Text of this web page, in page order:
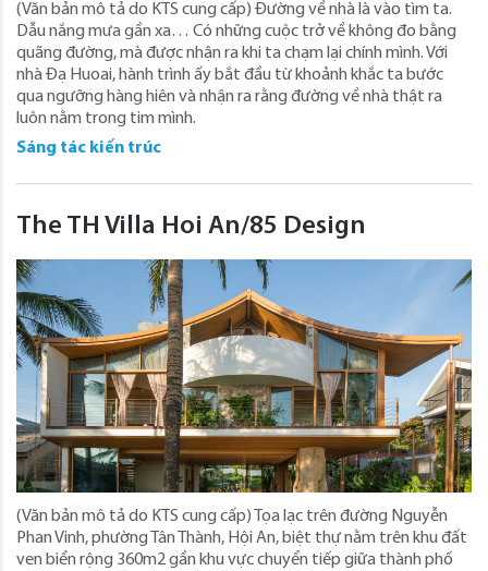
(Văn bản mô tả do KTS cung cấp) Đường về nhà là vào tìm ta.
Dẫu nắng mưa gần xa… Có những cuộc trở về không đo bằng
quãng đường, mà được nhận ra khi ta chạm lại chính mình. Với
nhà Đạ Huoai, hành trình ấy bắt đầu từ khoảnh khắc ta bước
qua ngưỡng hàng hiên và nhận ra rằng đường về nhà thật ra
luôn nằm trong tim mình.
Sáng tác kiến trúc
The TH Villa Hoi An/85 Design
(Văn bản mô tả do KTS cung cấp) Tọa lạc trên đường Nguyễn
Phan Vinh, phường Tân Thành, Hội An, biệt thự nằm trên khu đất
ven biển rộng 360m2 gần khu vực chuyển tiếp giữa thành phố